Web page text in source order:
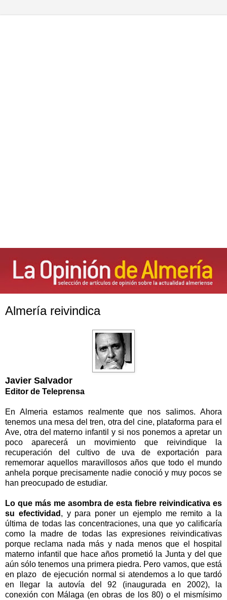
Almería reivindica
Javier Salvador
Editor de Teleprensa
En Almeria estamos realmente que nos salimos. Ahora
tenemos una mesa del tren, otra del cine, plataforma para el
Ave, otra del materno infantil y si nos ponemos a apretar un
poco aparecerá un movimiento que reivindique la
recuperación del cultivo de uva de exportación para
rememorar aquellos maravillosos años que todo el mundo
anhela porque precisamente nadie conoció y muy pocos se
han preocupado de estudiar.
Lo que más me asombra de esta fiebre reivindicativa es
su efectividad , y para poner un ejemplo me remito a la
última de todas las concentraciones, una que yo calificaría
como la madre de todas las expresiones reivindicativas
porque reclama nada más y nada menos que el hospital
materno infantil que hace años prometió la Junta y del que
aún sólo tenemos una primera piedra. Pero vamos, que está
en plazo de ejecución normal si atendemos a lo que tardó
en llegar la autovía del 92 (inaugurada en 2002), la
conexión con Málaga (en obras de los 80) o el mismísimo